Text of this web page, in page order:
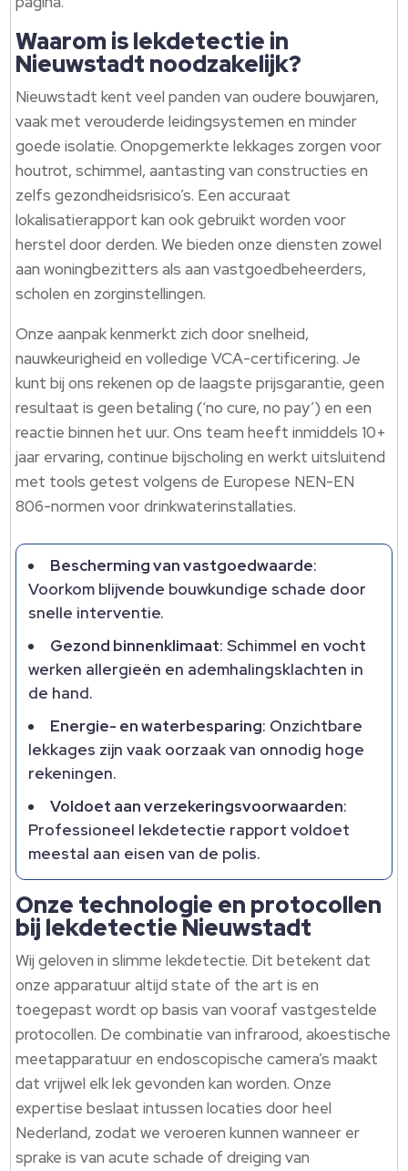
Waarom is lekdetectie in
Nieuwstadt noodzakelijk?
Nieuwstadt kent veel panden van oudere bouwjaren,
vaak met verouderde leidingsystemen en minder
goede isolatie. Onopgemerkte lekkages zorgen voor
houtrot, schimmel, aantasting van constructies en
zelfs gezondheidsrisico’s. Een accuraat
lokalisatierapport kan ook gebruikt worden voor
herstel door derden. We bieden onze diensten zowel
aan woningbezitters als aan vastgoedbeheerders,
scholen en zorginstellingen.
Onze aanpak kenmerkt zich door snelheid,
nauwkeurigheid en volledige VCA-certificering. Je
kunt bij ons rekenen op de laagste prijsgarantie, geen
resultaat is geen betaling (‘no cure, no pay’) en een
reactie binnen het uur. Ons team heeft inmiddels 10+
jaar ervaring, continue bijscholing en werkt uitsluitend
met tools getest volgens de Europese NEN-EN
806-normen voor drinkwaterinstallaties.
Bescherming van vastgoedwaarde:
Voorkom blijvende bouwkundige schade door
snelle interventie.
Gezond binnenklimaat: Schimmel en vocht
werken allergieën en ademhalingsklachten in
de hand.
Energie- en waterbesparing: Onzichtbare
lekkages zijn vaak oorzaak van onnodig hoge
rekeningen.
Voldoet aan verzekeringsvoorwaarden:
Professioneel lekdetectie rapport voldoet
meestal aan eisen van de polis.
Onze technologie en protocollen
bij lekdetectie Nieuwstadt
Wij geloven in slimme lekdetectie. Dit betekent dat
onze apparatuur altijd state of the art is en
toegepast wordt op basis van vooraf vastgestelde
protocollen. De combinatie van infrarood, akoestische
meetapparatuur en endoscopische camera’s maakt
dat vrijwel elk lek gevonden kan worden. Onze
expertise beslaat intussen locaties door heel
Nederland, zodat we veroeren kunnen wanneer er
sprake is van acute schade of dreiging van